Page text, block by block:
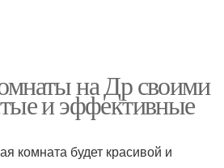
на Др своими
и эффективные
комната будет красивой и